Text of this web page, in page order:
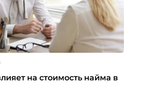
на стоимость найма в